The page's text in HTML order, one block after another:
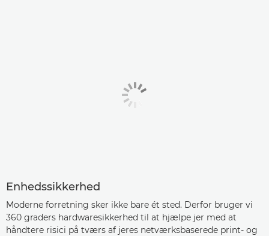
Enhedssikkerhed
Moderne forretning sker ikke bare ét sted. Derfor bruger vi
360 graders hardwaresikkerhed til at hjælpe jer med at
håndtere risici på tværs af jeres netværksbaserede print- og